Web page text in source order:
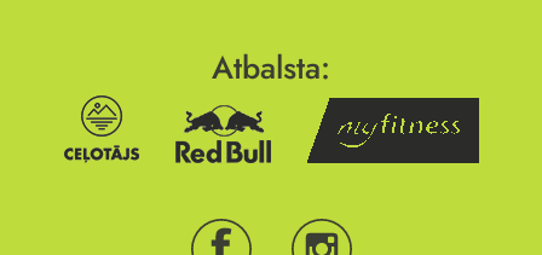
Atbalsta: